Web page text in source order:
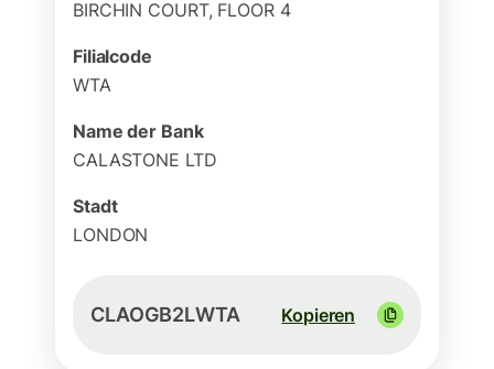
BIRCHIN COURT, FLOOR 4
Filialcode
WTA
Name der Bank
CALASTONE LTD
Stadt
LONDON
CLAOGB2LWTA Kopieren